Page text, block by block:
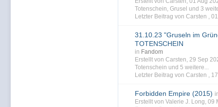
Totenschein, Grusel und 3
Letzter Beitrag von Carsten ,
31.10.23 "Gruseln im
TOTENSCHEIN
in Fandom
Erstellt von Carsten, 29 Sep
Totenschein und 5 weitere...
Letzter Beitrag von Carsten ,
Forbidden Empire (2015)
Erstellt von Valerie J. Long,